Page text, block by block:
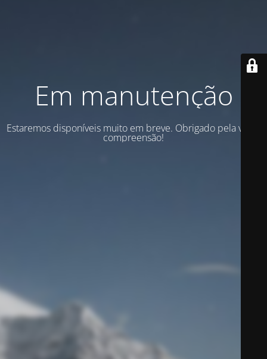
Em manutenção
Estaremos disponíveis muito em breve. Obrigado pela vossa
compreensão!